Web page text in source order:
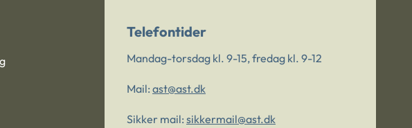
Telefontider
Mandag-torsdag kl. 9-15, fredag kl. 9-12
Mail: ast@ast.dk
Sikker mail: sikkermail@ast.dk